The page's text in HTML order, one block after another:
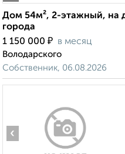
Дом 54м², 2-этажный, на
города
1 150 000 ₽ в месяц
Володарского
Собственник, 06.08.2026
‹